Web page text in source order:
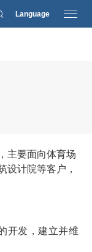
Language
主要面向体育场
设计院等客户，
开发，建立并维